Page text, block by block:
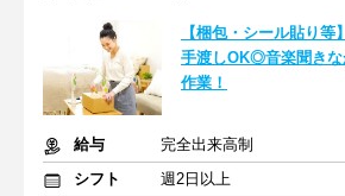
【梱包・シール貼り
手渡しOK◎音楽聞き
作業！
給与
完全出来高制
シフト
週2日以上